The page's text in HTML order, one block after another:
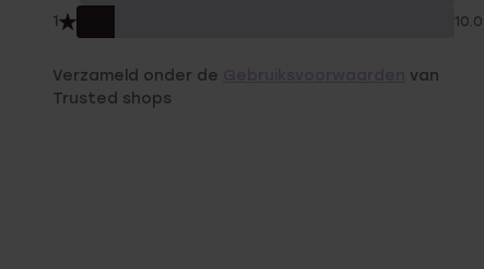
1
Verzameld onder de
van
Trusted shops